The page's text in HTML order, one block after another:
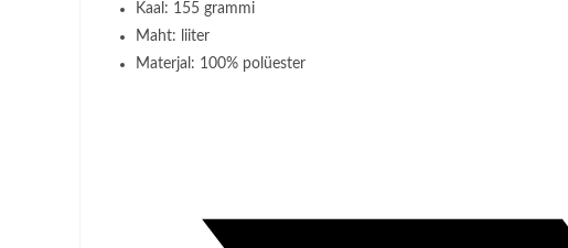
Kaal: 155 grammi
Maht: liiter
Materjal: 100% polüester